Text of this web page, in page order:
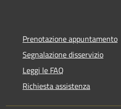
Prenotazione appuntamento
Segnalazione disservizio
Leggi le FAQ
Richiesta assistenza